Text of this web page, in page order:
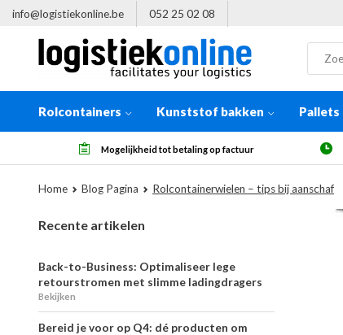
info@logistiekonline.be 052 25 02 08
Rolcontainers Kunststof bakken Pallets
14 dagen herroepingsrecht, na ontvangst
Home Blog Pagina Rolcontainerwielen – tips bij aanschaf
Recente artikelen
Back-to-Business: Optimaliseer lege
retourstromen met slimme ladingdragers
Bekijken
Bereid je voor op Q4: dé producten om